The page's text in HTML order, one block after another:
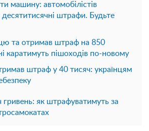
машину: автомобілістів
штрафи. Будьте
та отримав штраф на 850
каратимуть пішоходів по-новому
штраф у 40 тисяч: українцям
гривень: як штрафуватимуть за